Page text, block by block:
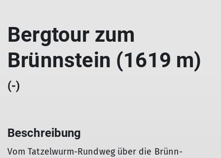
Bergtour zum
Brünnstein (1619 m)
(-)
Beschreibung
Vom Tatzelwurm-Rundweg über die Brünn-